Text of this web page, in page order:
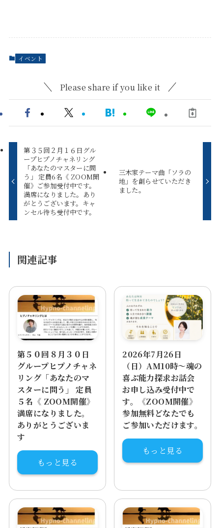
イベント
Please share if you like it
第３５回２月１６日グル
ープヒプノチャネリング
「あなたのマスターに問
う」 定員6名《 ZOOM開
催》ご参加受付中です。
満席になりました。あり
がとうございます。キャ
ンセル待ち受付中です。
三木家テーマ曲「ソラの
地」を創らせていただき
ました。
関連記事
第５０回８月３０日
グループヒプノチャネ
リング「あなたのマ
スターに問う」 定員
５名《 ZOOM開催》
満席になりました。
ありがとうございま
す
もっと見る
2026年7月26日
（日）AM10時～魂の
喜ぶ能力探求お話会
お申し込み受付中で
す。《ZOOM開催》
参加無料どなたでも
ご参加いただけます。
もっと見る